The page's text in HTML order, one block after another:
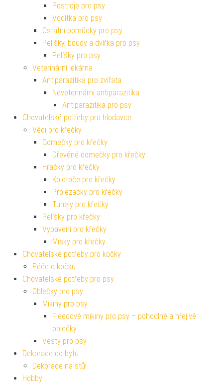
Postroje pro psy
Vodítka pro psy
Ostatní pomůcky pro psy
Pelíšky, boudy a dvířka pro psy
Pelíšky pro psy
Veterinární lékárna
Antiparazitika pro zvířata
Neveterinární antiparazitika
Antiparazitika pro psy
Chovatelské potřeby pro hlodavce
Věci pro křečky
Domečky pro křečky
Dřevěné domečky pro křečky
Hračky pro křečky
Kolotoče pro křečky
Prolézačky pro křečky
Tunely pro křečky
Pelíšky pro křečky
Vybavení pro křečky
Misky pro křečky
Chovatelské potřeby pro kočky
Péče o kočku
Chovatelské potřeby pro psy
Oblečky pro psy
Mikiny pro psy
Fleecové mikiny pro psy – pohodlné a hřejivé
oblečky
Vesty pro psy
Dekorace do bytu
Dekorace na stůl
Hobby